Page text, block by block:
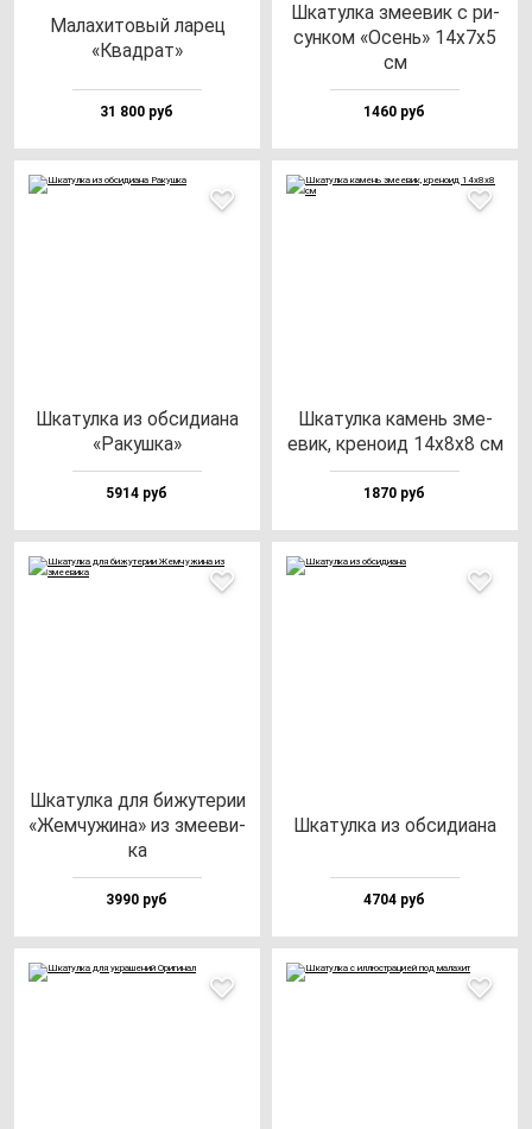
Мала­хи­то­вый ла­рец
«Квад­рат»
31 800 руб
Шка­тул­ка зме­евик с ри­
сун­ком «Осень» 14х7х5
см
1460 руб
Шка­тул­ка из об­си­ди­ана
«Ракуш­ка»
5914 руб
Шка­тул­ка ка­мень зме­
евик, кре­но­ид 14х8х8 см
1870 руб
Шка­тул­ка для би­жу­те­рии
«Жем­чу­жи­на» из зме­еви­
ка
3990 руб
Шка­тул­ка из об­си­ди­ана
4704 руб